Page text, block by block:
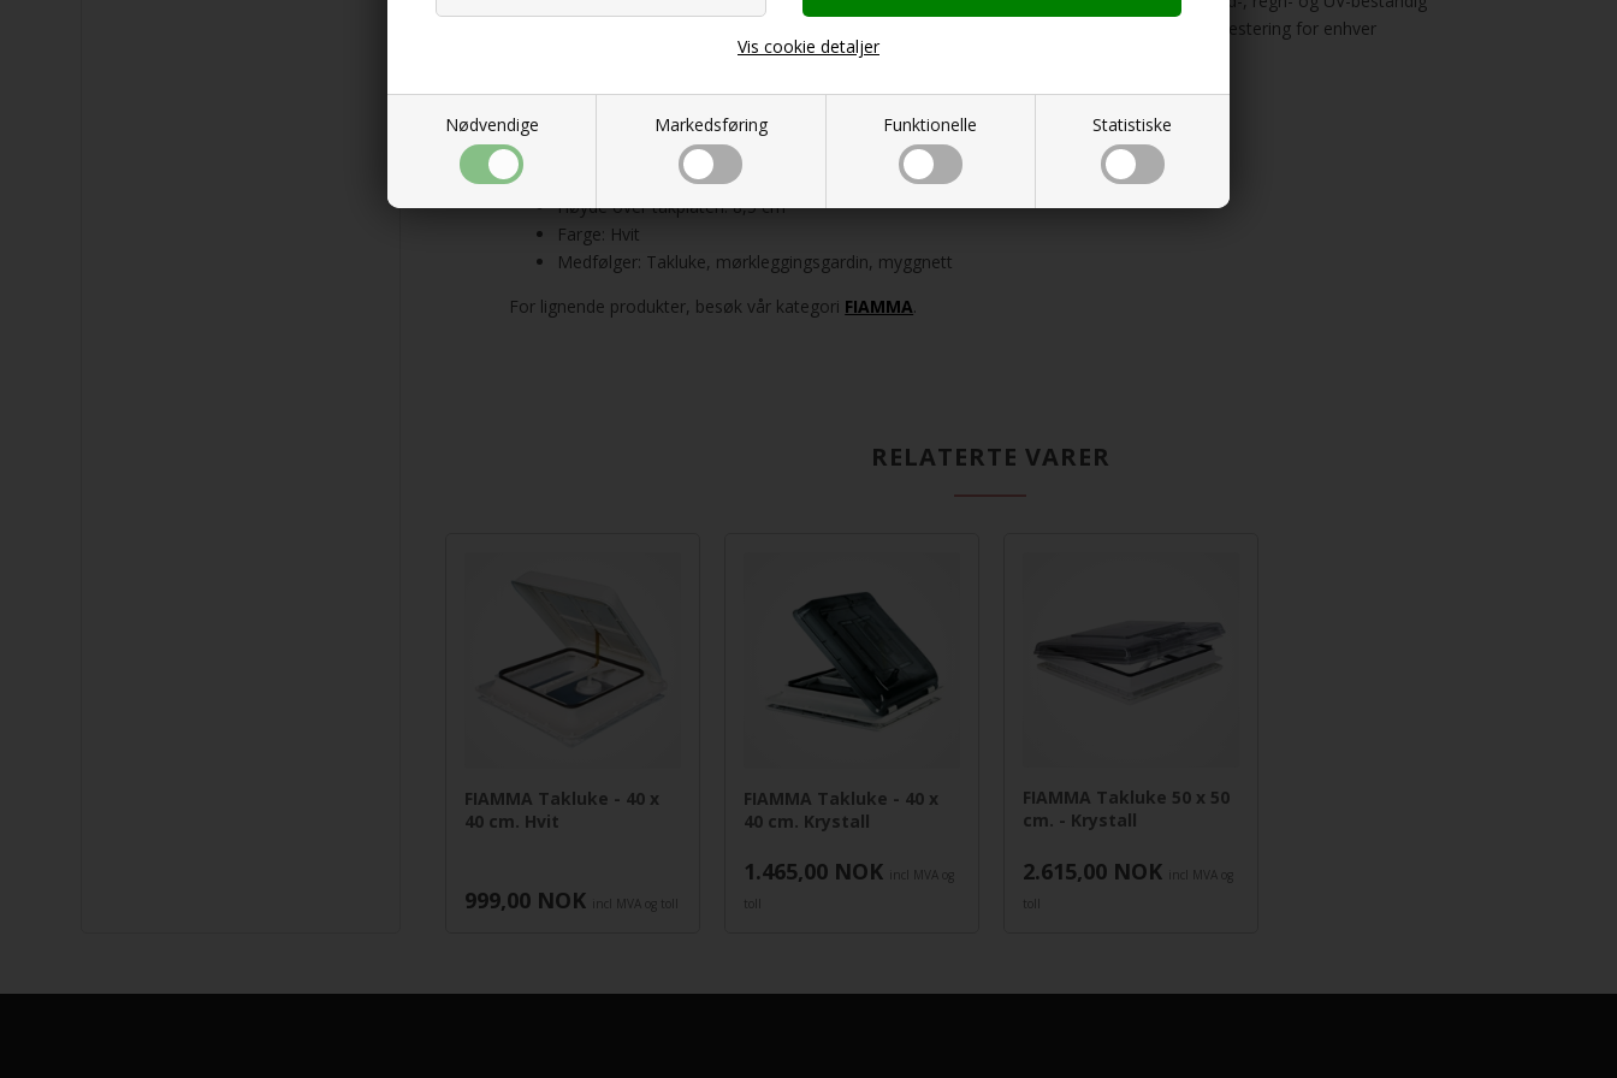
Nødvendige Markedsføring Funktionelle Statistiske
Vis cookie detaljer
materiale, som sikrer lang holdbarhet under alle værforhold. Dette gjør den til en verdifull investering for enhver
Tekniske spesifikasjoner
Innbyggingsmål: 50 x 50 cm
Kompatibel taktykkelse: 30-70 mm
Høyde over takplaten: 8,5 cm
Farge: Hvit
Medfølger: Takluke, mørkleggingsgardin, myggnett
For lignende produkter, besøk vår kategori FIAMMA.
RELATERTE VARER
FIAMMA Takluke - 40 x
40 cm. Hvit
999,00 NOK incl MVA og toll
FIAMMA Takluke - 40 x
40 cm. Krystall
1.465,00 NOK
incl MVA og
toll
FIAMMA Takluke 50 x 50
cm. - Krystall
2.615,00 NOK
incl MVA og
toll